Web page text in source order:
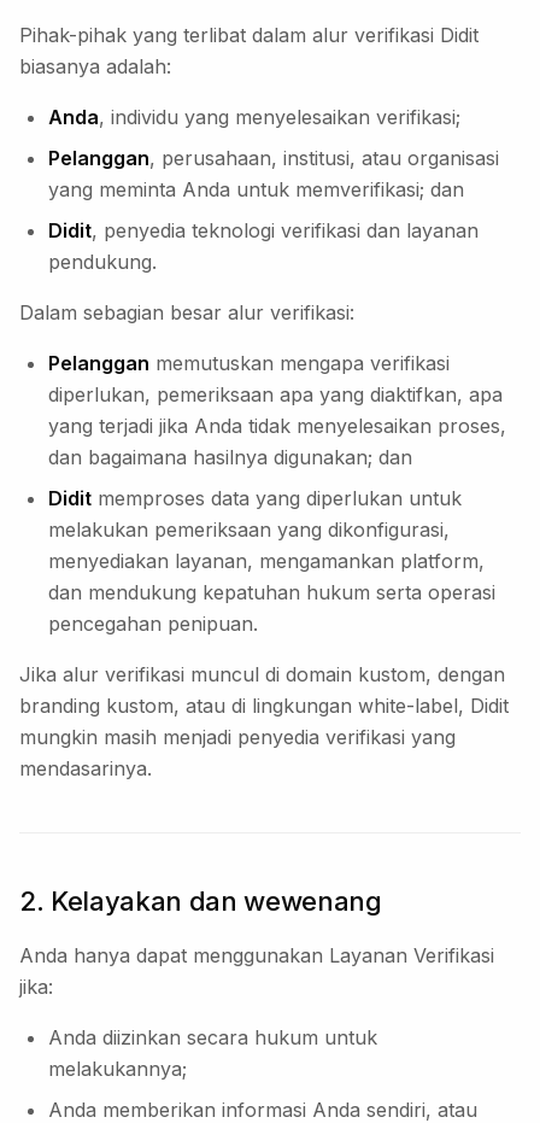
Pihak-pihak yang terlibat dalam alur verifikasi Didit
biasanya adalah:
Anda, individu yang menyelesaikan verifikasi;
Pelanggan, perusahaan, institusi, atau organisasi
yang meminta Anda untuk memverifikasi; dan
Didit, penyedia teknologi verifikasi dan layanan
pendukung.
Dalam sebagian besar alur verifikasi:
Pelanggan memutuskan mengapa verifikasi
diperlukan, pemeriksaan apa yang diaktifkan, apa
yang terjadi jika Anda tidak menyelesaikan proses,
dan bagaimana hasilnya digunakan; dan
Didit memproses data yang diperlukan untuk
melakukan pemeriksaan yang dikonfigurasi,
menyediakan layanan, mengamankan platform,
dan mendukung kepatuhan hukum serta operasi
pencegahan penipuan.
Jika alur verifikasi muncul di domain kustom, dengan
branding kustom, atau di lingkungan white-label, Didit
mungkin masih menjadi penyedia verifikasi yang
mendasarinya.
2. Kelayakan dan wewenang
Anda hanya dapat menggunakan Layanan Verifikasi
jika:
Anda diizinkan secara hukum untuk
melakukannya;
Anda memberikan informasi Anda sendiri, atau